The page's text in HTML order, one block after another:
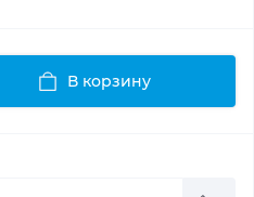
В корзину